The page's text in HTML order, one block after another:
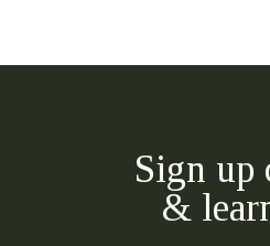
Sign up
&